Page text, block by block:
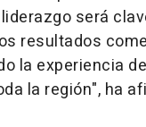
será
resultados
la experiencia
la región", ha